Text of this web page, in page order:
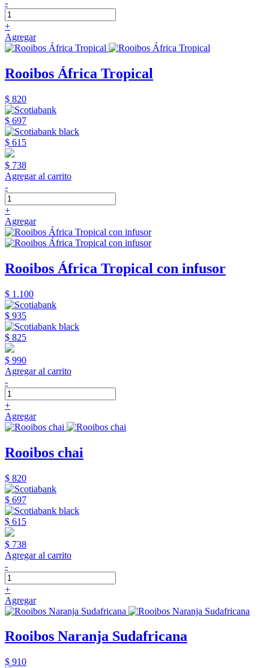
-
+
Agregar
Rooibos África Tropical
$ 820
$ 697
$ 615
$ 738
Agregar al carrito
-
+
Agregar
Rooibos África Tropical con infusor
$ 1.100
$ 935
$ 825
$ 990
Agregar al carrito
-
+
Agregar
Rooibos chai
$ 820
$ 697
$ 615
$ 738
Agregar al carrito
-
+
Agregar
Rooibos Naranja Sudafricana
$ 910